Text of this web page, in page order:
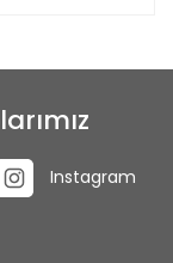
Instagram